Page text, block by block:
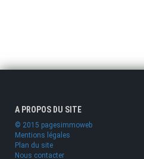
A PROPOS DU SITE
© 2015 pagesimmoweb
Mentions légales
Plan du site
Nous contacter